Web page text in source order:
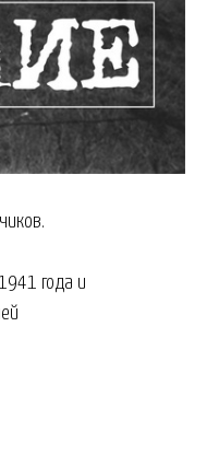
года и